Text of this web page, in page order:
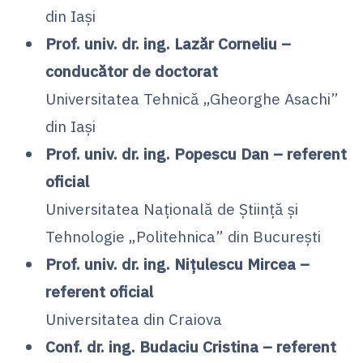
din Iași
Prof. univ. dr. ing. Lazăr Corneliu –
conducător de doctorat
Universitatea Tehnică „Gheorghe Asachi”
din Iași
Prof. univ. dr. ing. Popescu Dan – referent
oficial
Universitatea Națională de Știință și
Tehnologie „Politehnica” din București
Prof. univ. dr. ing. Nițulescu Mircea –
referent oficial
Universitatea din Craiova
Conf. dr. ing. Budaciu Cristina – referent